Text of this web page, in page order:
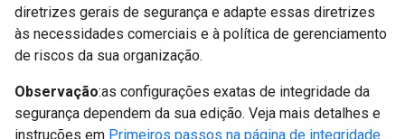
diretrizes gerais de segurança e adapte essas diretrizes
às necessidades comerciais e à política de gerenciamento
de riscos da sua organização.
Observação:as configurações exatas de integridade da
segurança dependem da sua edição. Veja mais detalhes e
instruções em Primeiros passos na página de integridade